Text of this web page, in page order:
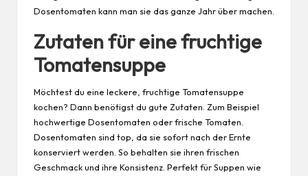
Dosentomaten kann man sie das ganze Jahr über machen.
Zutaten für eine fruchtige
Tomatensuppe
Möchtest du eine leckere, fruchtige Tomatensuppe
kochen? Dann benötigst du gute Zutaten. Zum Beispiel
hochwertige Dosentomaten oder frische Tomaten.
Dosentomaten sind top, da sie sofort nach der Ernte
konserviert werden. So behalten sie ihren frischen
Geschmack und ihre Konsistenz. Perfekt für Suppen wie